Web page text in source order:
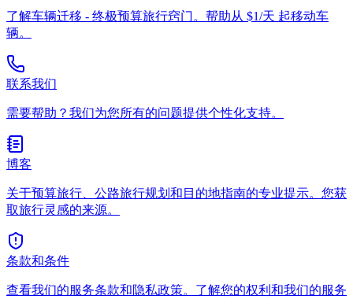
了解车辆迁移 - 终极预算旅行窍门。帮助从 $1/天 起移动车
辆。
联系我们
需要帮助？我们为您所有的问题提供个性化支持。
博客
关于预算旅行、公路旅行规划和目的地指南的专业提示。您获
取旅行灵感的来源。
条款和条件
查看我们的服务条款和隐私政策。了解您的权利和我们的服务